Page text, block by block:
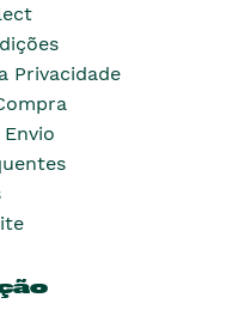
Privacidade